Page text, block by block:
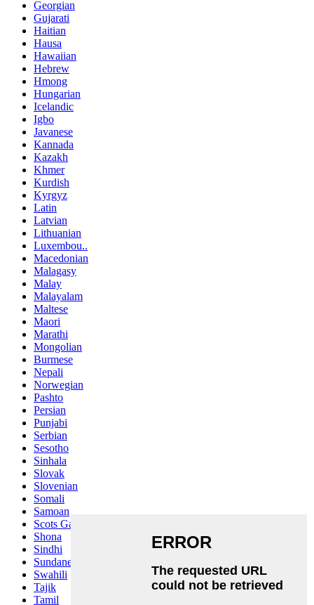
Georgian
Gujarati
Haitian
Hausa
Hawaiian
Hebrew
Hmong
Hungarian
Icelandic
Igbo
Javanese
Kannada
Kazakh
Khmer
Kurdish
Kyrgyz
Latin
Latvian
Lithuanian
Luxembou..
Macedonian
Malagasy
Malay
Malayalam
Maltese
Maori
Marathi
Mongolian
Burmese
Nepali
Norwegian
Pashto
Persian
Punjabi
Serbian
Sesotho
Sinhala
Slovak
Slovenian
Somali
Samoan
Scots Gaelic
Shona
Sindhi
Sundanese
Swahili
Tajik
Tamil